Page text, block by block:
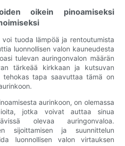
oikein pinoamiseksi
voi tuoda lämpöä ja rentoutumista
luonnollisen valon kauneudesta
tulevan auringonvalon määrän
tärkeää kirkkaan ja kutsuvan
tehokas tapa saavuttaa tämä on
aurinkoon, on olemassa
jotka voivat auttaa sinua
olevaa auringonvaloa.
sijoittamisen ja suunnittelun
luonnollisen valon virtauksen